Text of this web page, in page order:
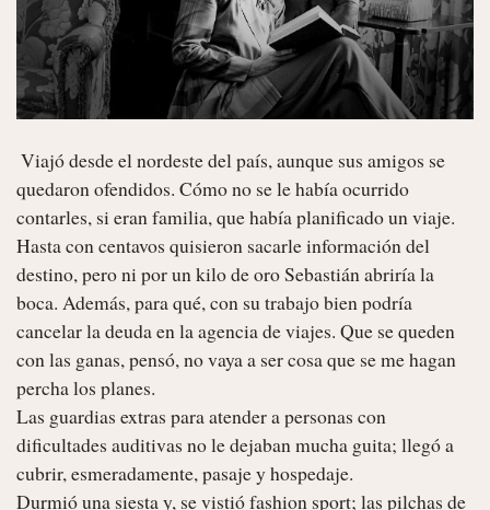
quedaron ofendidos. Cómo no se le había ocurrido
contarles, si eran familia, que había planificado un viaje.
Hasta con centavos quisieron sacarle información del
destino, pero ni por un kilo de oro Sebastián abriría la
boca. Además, para qué, con su trabajo bien podría
cancelar la deuda en la agencia de viajes. Que se queden
con las ganas, pensó, no vaya a ser cosa que se me hagan
percha los planes.
Las guardias extras para atender a personas con
dificultades auditivas no le dejaban mucha guita; llegó a
cubrir, esmeradamente, pasaje y hospedaje.
Durmió una siesta y, se vistió fashion sport; las pilchas de